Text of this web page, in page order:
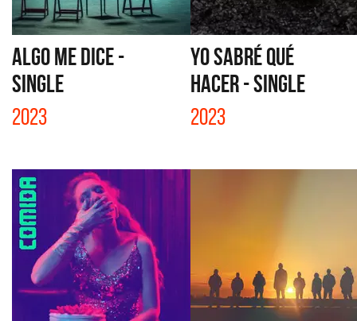
ALGO ME DICE -
SINGLE
2023
YO SABRÉ QUÉ
HACER - SINGLE
2023